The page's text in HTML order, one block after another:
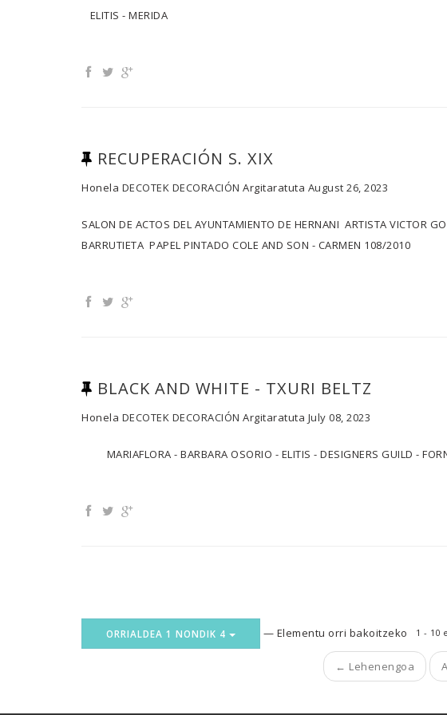
ELITIS - MERIDA
RECUPERACIÓN S. XIX
Honela DECOTEK DECORACIÓN Argitaratuta August 26, 2023
SALON DE ACTOS DEL AYUNTAMIENTO DE HERNANI ARTISTA VICTOR
BARRUTIETA PAPEL PINTADO COLE AND SON - CARMEN 108/
BLACK AND WHITE - TXURI BELTZ
Honela DECOTEK DECORACIÓN Argitaratuta July 08, 2023
MARIAFLORA - BARBARA OSORIO - ELITIS - DESIGNERS GUILD -
ORRIALDEA 1 NONDIK 4 — Elementu orri bakoitzeko 1 - 10
← Lehenengoa